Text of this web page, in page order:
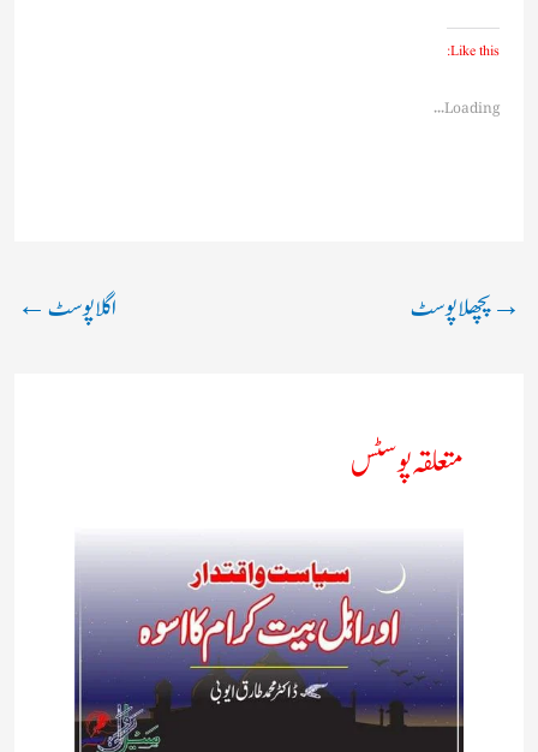
Like this:
Loading...
→پچھلا پوسٹ اگلا پوسٹ←
متعلقہ پوسٹس